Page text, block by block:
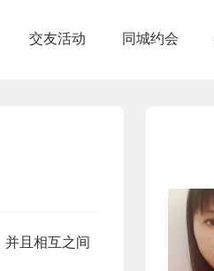
交友活动 同城约会
且相互之间